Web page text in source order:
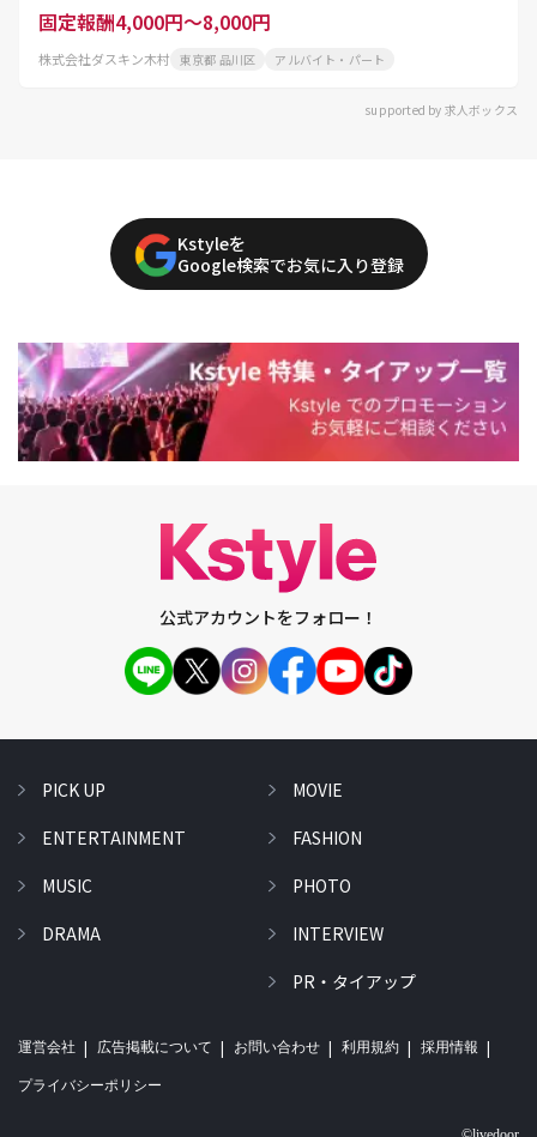
固定報酬4,000円～8,000円
株式会社ダスキン木村 東京都 品川区 アルバイト・パート
supported by 求人ボックス
Kstyleを
Google検索でお気に入り登録
公式アカウントをフォロー！
PICK UP
ENTERTAINMENT
MUSIC
DRAMA
MOVIE
FASHION
PHOTO
INTERVIEW
PR・タイアップ
運営会社 広告掲載について お問い合わせ 利用規約 採用情報
プライバシーポリシー